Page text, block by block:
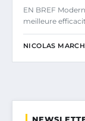
EN BREF
meilleure
NICOLAS